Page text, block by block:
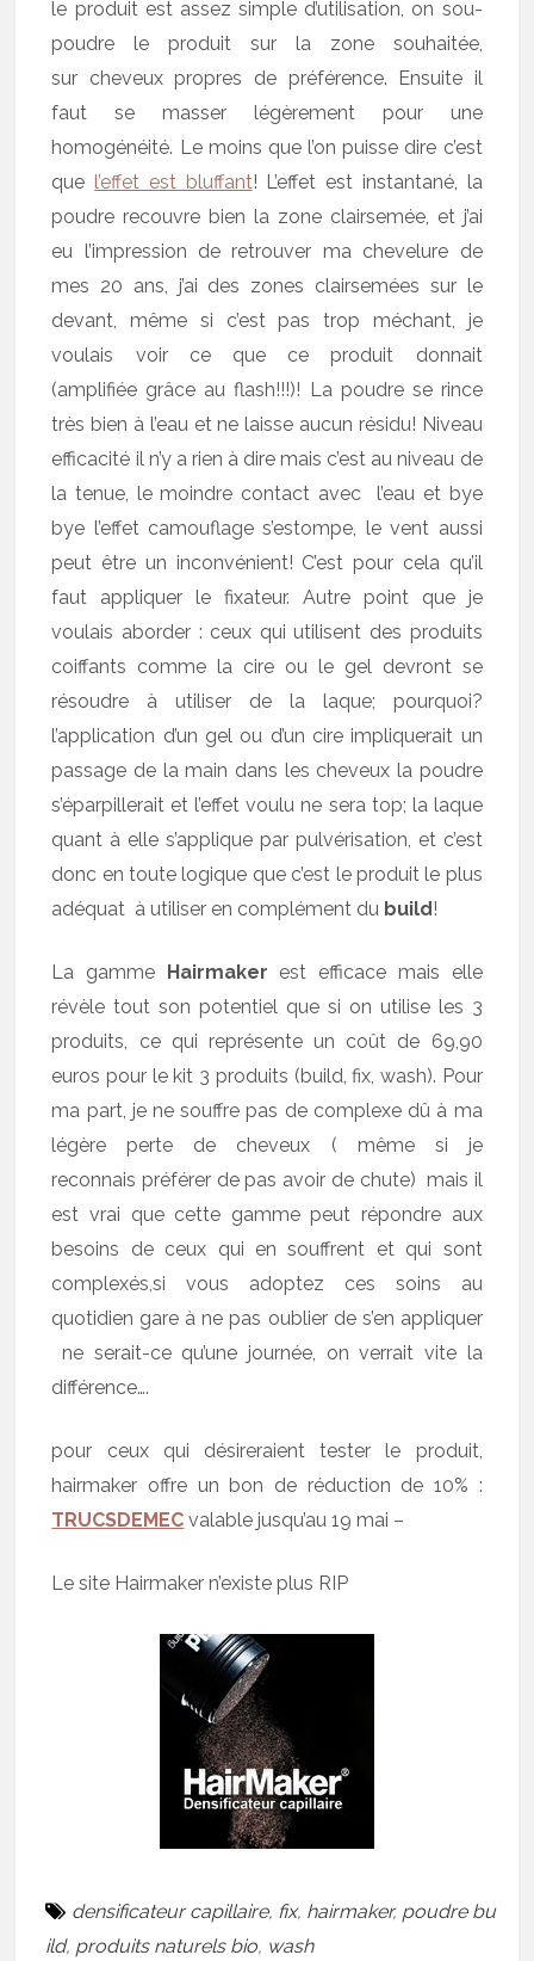
le produit est assez simple d’utilisation, on sou-
poudre le produit sur la zone souhaitée,
sur cheveux propres de préférence. Ensuite il
faut se masser légèrement pour une
homogénéité. Le moins que l’on puisse dire c’est
que l’effet est bluffant! L’effet est instantané, la
poudre recouvre bien la zone clairsemée, et j’ai
eu l’impression de retrouver ma chevelure de
mes 20 ans, j’ai des zones clairsemées sur le
devant, même si c’est pas trop méchant, je
voulais voir ce que ce produit donnait
(amplifiée grâce au flash!!!)! La poudre se rince
très bien à l’eau et ne laisse aucun résidu! Niveau
efficacité il n’y a rien à dire mais c’est au niveau de
la tenue, le moindre contact avec l’eau et bye
bye l’effet camouflage s’estompe, le vent aussi
peut être un inconvénient! C’est pour cela qu’il
faut appliquer le fixateur. Autre point que je
voulais aborder : ceux qui utilisent des produits
coiffants comme la cire ou le gel devront se
résoudre à utiliser de la laque; pourquoi?
l’application d’un gel ou d’un cire impliquerait un
passage de la main dans les cheveux la poudre
s’éparpillerait et l’effet voulu ne sera top; la laque
quant à elle s’applique par pulvérisation, et c’est
donc en toute logique que c’est le produit le plus
adéquat à utiliser en complément du build!
La gamme Hairmaker est efficace mais elle
révèle tout son potentiel que si on utilise les 3
produits, ce qui représente un coût de 69,90
euros pour le kit 3 produits (build, fix, wash). Pour
ma part, je ne souffre pas de complexe dû à ma
légère perte de cheveux ( même si je
reconnais préférer de pas avoir de chute) mais il
est vrai que cette gamme peut répondre aux
besoins de ceux qui en souffrent et qui sont
complexés,si vous adoptez ces soins au
quotidien gare à ne pas oublier de s’en appliquer
ne serait-ce qu’une journée, on verrait vite la
différence….
pour ceux qui désireraient tester le produit,
hairmaker offre un bon de réduction de 10% :
TRUCSDEMEC valable jusqu’au 19 mai –
Le site Hairmaker n’existe plus RIP
densificateur capillaire, fix, hairmaker, poudre bu
ild, produits naturels bio, wash